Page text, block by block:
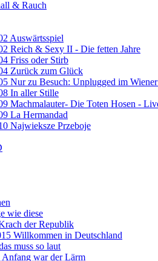
& Rauch
Auswärtsspiel
Reich & Sexy II - Die fetten Jahre
Friss oder Stirb
Zurück zum Glück
Nur zu Besuch: Unplugged im
In aller Stille
Machmalauter- Die Toten Hosen -
La Hermandad
Najwieksze Przeboje
wie diese
der Republik
Willkommen in Deutschland
muss so laut
Anfang war der Lärm